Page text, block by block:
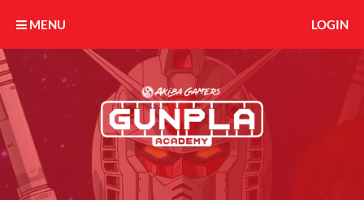
MENU LOGIN